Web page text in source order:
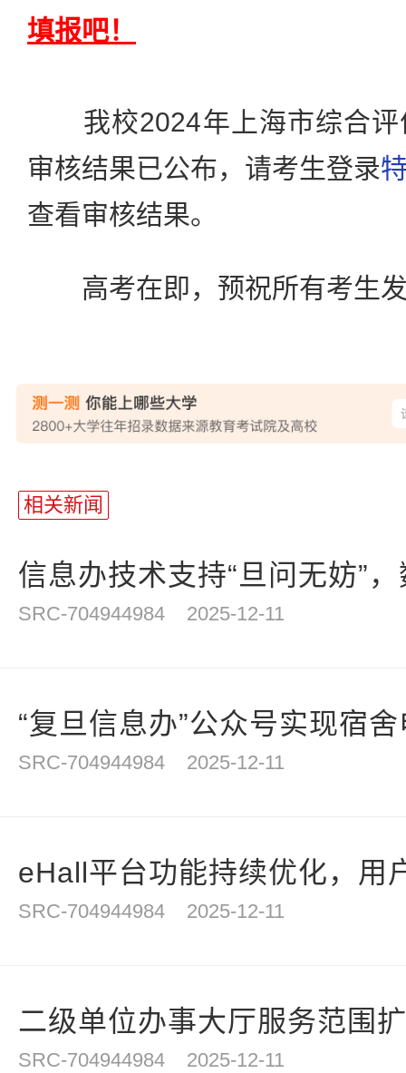
填报吧！
我校2024年上海市综合评
审核结果已公布，请考生登录
查看审核结果。
高考在即，预祝所有考生发
相关新闻
信息办技术支持“旦问无妨”
SRC-704944984 2025-12-11
“复旦信息办”公众号实现宿
SRC-704944984 2025-12-11
eHall平台功能持续优化，用
SRC-704944984 2025-12-11
二级单位办事大厅服务范围
SRC-704944984 2025-12-11